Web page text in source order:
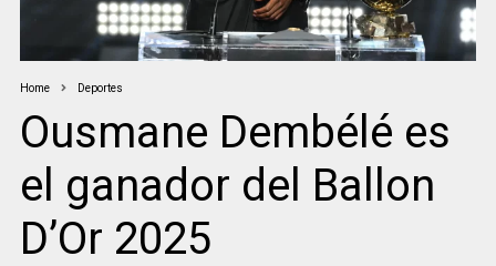
Home Deportes
Ousmane Dembélé es
el ganador del Ballon
D’Or 2025